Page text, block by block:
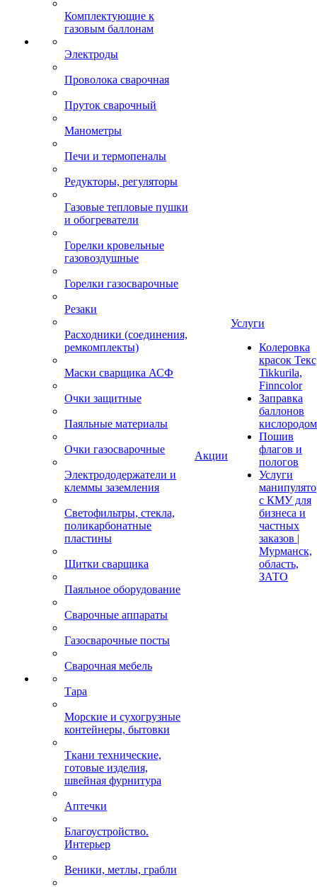
Комплектующие к
газовым баллонам
Электроды
Проволока сварочная
Пруток сварочный
Манометры
Печи и термопеналы
Редукторы, регуляторы
Газовые тепловые пушки
и обогреватели
Горелки кровельные
газовоздушные
Горелки газосварочные
Резаки
Расходники (соединения,
ремкомплекты)
Маски сварщика АСФ
Очки защитные
Паяльные материалы
Очки газосварочные
Электрододержатели и
клеммы заземления
Светофильтры, стекла,
поликарбонатные
пластины
Щитки сварщика
Паяльное оборудование
Сварочные аппараты
Газосварочные посты
Сварочная мебель
Тара
Морские и сухогрузные
контейнеры, бытовки
Ткани технические,
готовые изделия,
швейная фурнитура
Аптечки
Благоустройство.
Интерьер
Веники, метлы, грабли
Акции
Услуги
Колеровка
красок
Tikkurila,
Finncolor
Заправка
баллонов
кислородом
Пошив
флагов и
пологов
Услуги
с КМУ для
бизнеса и
частных
заказов |
Мурманск,
область,
ЗАТО